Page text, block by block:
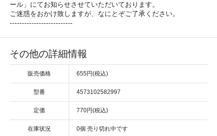
ール」にてお知らせさせていただいております。
ご迷惑をおかけ致しますが、なにとぞご了承ください。
--------------------------
その他の詳細情報
販売価格 655円(税込)
型番 4573102582997
定価 770円(税込)
在庫状況 0個 売り切れ中です